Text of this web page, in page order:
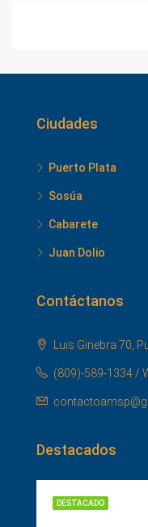
Ciudades
Puerto Plata
Sosúa
Cabarete
Juan Dolio
Contáctanos
Luis Ginebra 70,
(809)-589-1334 /
Destacados
DESTACADO